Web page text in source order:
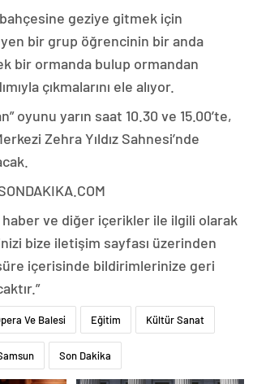
geziye gitmek için
bir grup öğrencinin bir anda
bir ormanda bulup ormandan
çıkmalarını ele alıyor.
oyunu yarın saat 10.30 ve 15.00’te,
Zehra Yıldız Sahnesi’nde
haber ve diğer içerikler ile ilgili olarak
bize iletişim sayfası üzerinden
içerisinde bildirimlerinize geri
Ve Balesi Eğitim Kültür Sanat
Son Dakika